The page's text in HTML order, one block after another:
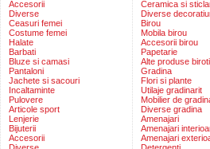
Accesorii
Diverse
Ceasuri femei
Costume femei
Halate
Barbati
Bluze si camasi
Pantaloni
Jachete si sacouri
Incaltaminte
Pulovere
Articole sport
Lenjerie
Bijuterii
Accesorii
Ceramica si
Diverse
Birou
Mobila birou
Accesorii birou
Papetarie
Alte produse
Gradina
Flori si plante
Utilaje gradinarit
Mobilier de
Diverse gradina
Amenajari
Amenajari
Amenajari